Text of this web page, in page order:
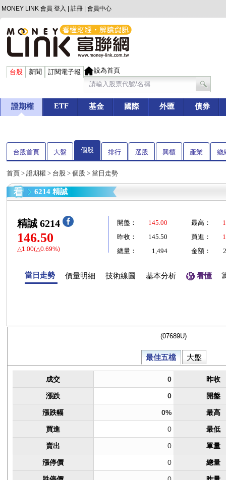
MONEY LINK 會員 登入 註冊 會員中心
台股 新聞 訂閱電子報 設為首頁
證期權 ETF 基金 國際 外匯 債券
台股首頁 大盤 個股 排行 選股 興櫃 產業 總
首頁 > 證期權 > 台股 > 個股 > 當日走勢
6214 精誠
精誠 6214
146.50
△1.00(△0.69%)
開盤： 145.00 最高：
昨收：
145.50 買進：
總量：
1,494 金額：
當日走勢 價量明細 技術線圖 基本分析 看懂